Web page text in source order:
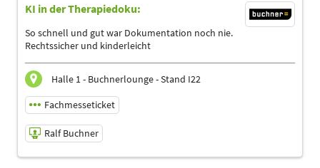
Referent
Sprache
Deutsch
Themen
Ergotherapeuten | Heilpraktiker | Logopäden,
Podologen
KI in der Therapiedoku:
So schnell und gut war Dokumentation noch nie.
Rechtssicher und kinderleicht
Halle 1 - Buchnerlounge - Stand I22
Fachmesseticket
Ralf Buchner